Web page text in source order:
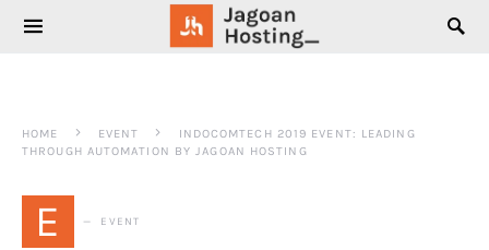
SEARCH FOR:
HOME EVENT
INDOCOMTECH 2019 EVENT: LEADING
THROUGH AUTOMATION BY JAGOAN HOSTING
E EVENT